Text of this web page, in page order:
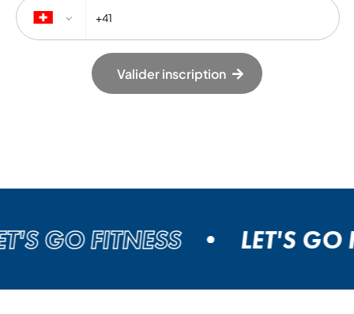
Valider inscription
GO FITNESS LET'S GO